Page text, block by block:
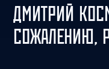
ДМИТРИЙ
СОЖАЛЕНИЮ,